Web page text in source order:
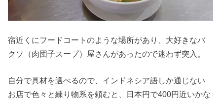
宿近くにフードコートのような場所があり、大好きなバ
クソ（肉団子スープ）屋さんがあったので迷わず突入。
自分で具材を選べるので、インドネシア語しか通じない
お店で色々と練り物系を頼むと、日本円で400円近いかな